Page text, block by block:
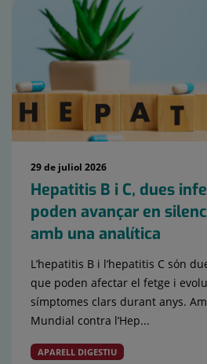
29 de juliol 2026
Hepatitis B i C, dues
poden avançar en
amb una analítica
L’hepatitis B i l’hepatitis C són
que poden afectar el fetge i
símptomes clars durant anys.
Mundial contra l’Hep...
APARELL DIGESTIU